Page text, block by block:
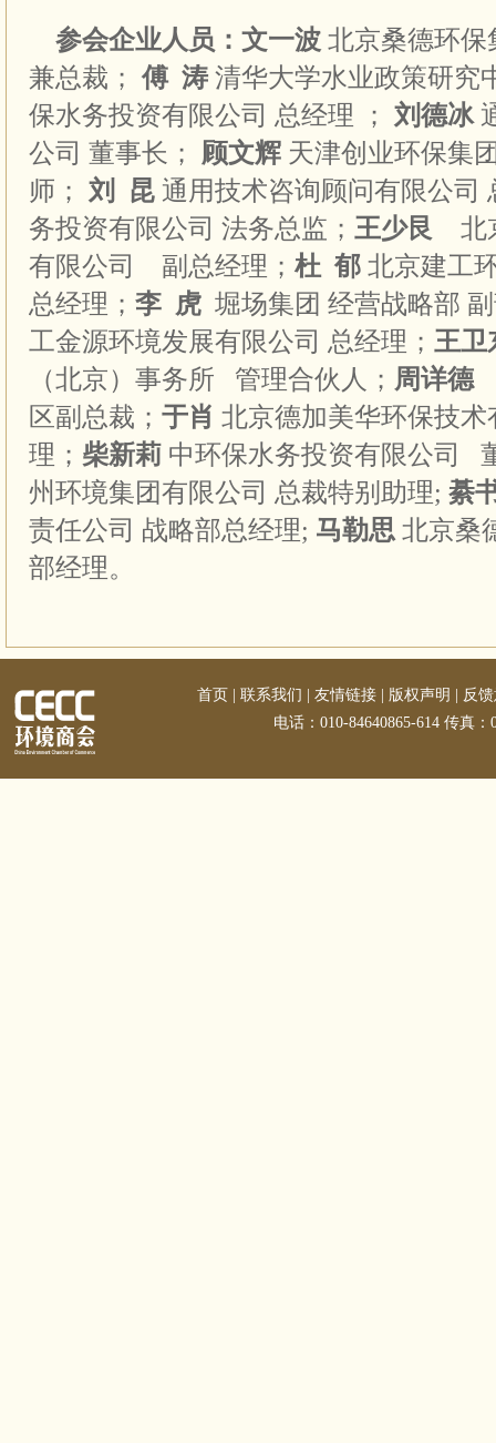
参会企业人员：文一波 北京桑德环保
兼总裁；
傅 涛 清华大学水业政策研究
保水务投资有限公司 总经理 ； 刘德冰
公司 董事长； 顾文辉 天津创业环保集
师；
刘 昆 通用技术咨询顾问有限公司
务投资有限公司 法务总监； 王少艮
北
有限公司
副总经理； 杜 郁 北京建工
总经理； 李 虎 堀场集团 经营战略部
工金源环境发展有限公司 总经理； 王卫
（北京）事务所
管理合伙人； 周详德
区副总裁； 于肖 北京德加美华环保技
理 ； 柴新莉 中环保水务投资有限公司
州环境集团有限公司 总裁特别助理; 綦
责任公司 战略部总经理; 马勒思 北京桑
部经理。
首页 联系我们 友情链接 版权声明
反
电话：010-84640865-614 传真